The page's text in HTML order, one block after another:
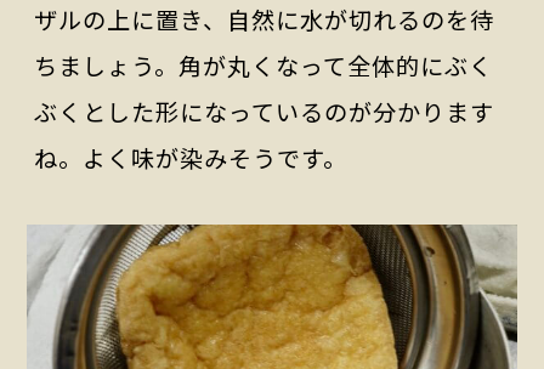
ザルの上に置き、自然に水が切れるのを待
ちましょう。角が丸くなって全体的にぶく
ぶくとした形になっているのが分かります
ね。よく味が染みそうです。